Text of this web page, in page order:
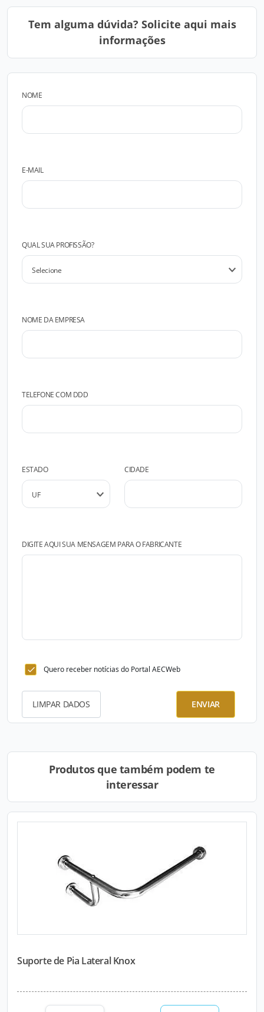
Tem alguma dúvida? Solicite aqui mais
informações
NOME
E-MAIL
QUAL SUA PROFISSÃO?
NOME DA EMPRESA
TELEFONE COM DDD
ESTADO CIDADE
DIGITE AQUI SUA MENSAGEM PARA O FABRICANTE
Quero receber notícias do Portal AECWeb
LIMPAR DADOS ENVIAR
Produtos que também podem te
interessar
Suporte de Pia Lateral Knox